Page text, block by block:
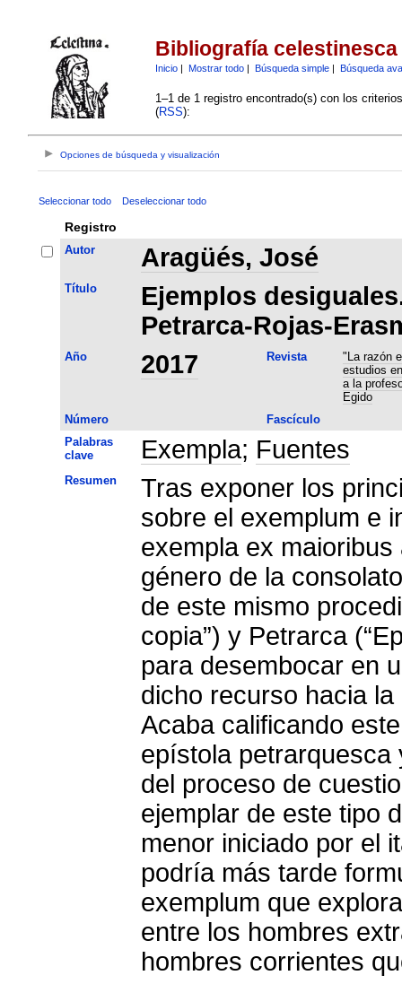
Bibliografía celestinesca
Inicio| Mostrar todo| Búsqueda simple| Búsqueda
1–1 de 1 registro encontrado(s) con los
(RSS):
Opciones de búsqueda y visualización
Seleccionar todo Deseleccionar todo
Registro
Autor Aragüés, José
Título
Ejemplos
Petrarca-Rojas-
Año 2017 Revista
"La razón
estudios
a la
Egido
Número
Fascículo
Palabras
clave
Exempla; Fuentes
Resumen
Tras exponer los
sobre el exemplum e
exempla ex
género de la
de este mismo
copia”) y Petrarca
para desembocar en
dicho recurso hacia
Acaba calificando
epístola petrarquesca
del proceso de
ejemplar de este tipo
menor iniciado por el
podría más tarde
exemplum que
entre los hombres
hombres corrientes